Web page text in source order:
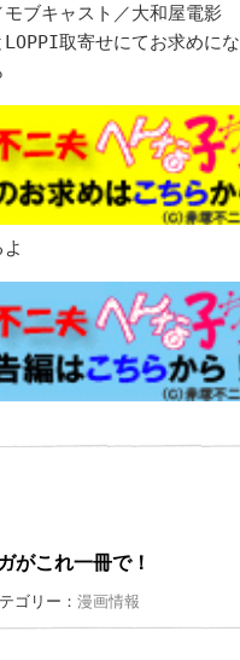
ブキャスト／大和屋電影
取寄せにてお求めにな
がこれ一冊で！
ゴリー：漫画情報